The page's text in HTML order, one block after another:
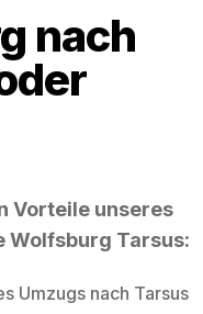
nach
Vorteile unseres
Wolfsburg Tarsus:
Umzugs nach Tarsus